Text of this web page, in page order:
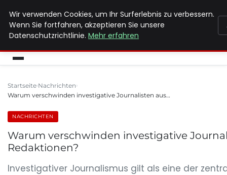
MAX NEUKIRCHNER
Startseite Nachrichten
Warum verschwinden investigative Journalisten aus…
NACHRICHTEN
Warum verschwinden investigative
Redaktionen?
Investigativer Journalismus gilt als eine der
Wir verwenden Cookies, um Ihr Surferlebnis zu verbessern.
Wenn Sie fortfahren, akzeptieren Sie unsere
Datenschutzrichtlinie. Mehr erfahren